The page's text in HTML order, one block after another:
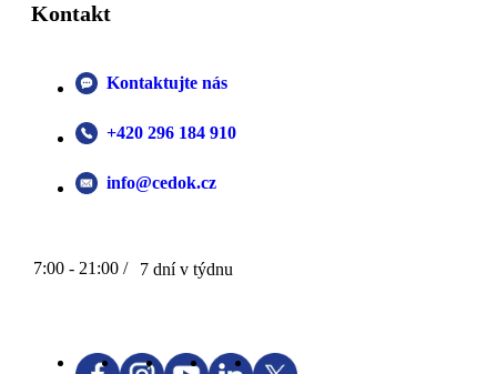
Kontakt
Kontaktujte nás
+420 296 184 910
info@cedok.cz
7:00 - 21:00 / 7 dní v týdnu